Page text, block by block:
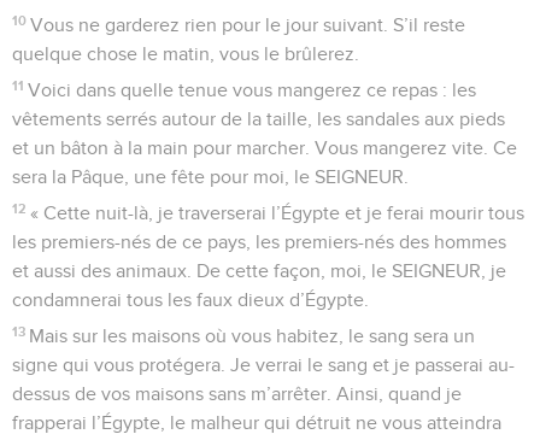
10 Vous ne garderez rien pour le jour suivant. S’il reste
quelque chose le matin, vous le brûlerez.
11 Voici dans quelle tenue vous mangerez ce repas : les
vêtements serrés autour de la taille, les sandales aux pieds
et un bâton à la main pour marcher. Vous mangerez vite. Ce
sera la Pâque, une fête pour moi, le SEIGNEUR.
12 « Cette nuit-là, je traverserai l’Égypte et je ferai mourir tous
les premiers-nés de ce pays, les premiers-nés des hommes
et aussi des animaux. De cette façon, moi, le SEIGNEUR, je
condamnerai tous les faux dieux d’Égypte.
13 Mais sur les maisons où vous habitez, le sang sera un
signe qui vous protégera. Je verrai le sang et je passerai au-
dessus de vos maisons sans m’arrêter. Ainsi, quand je
frapperai l’Égypte, le malheur qui détruit ne vous atteindra